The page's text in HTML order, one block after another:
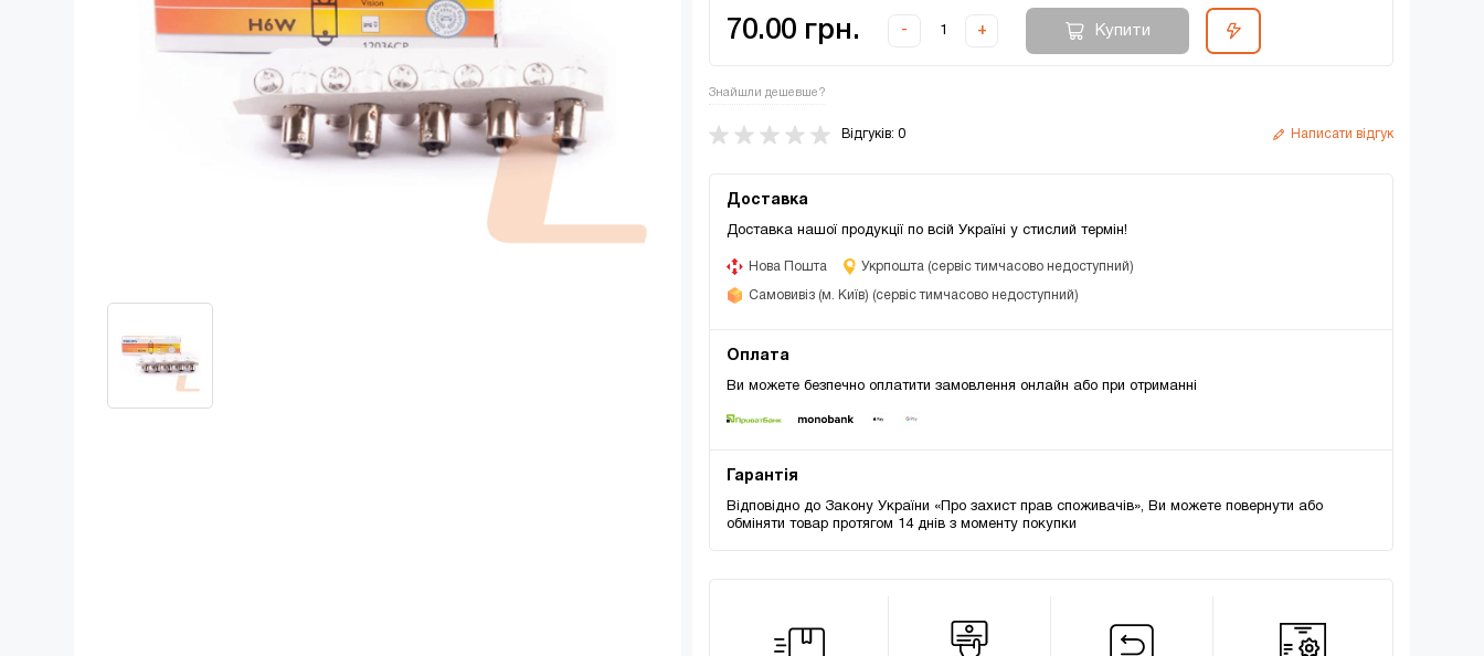
70.00 грн. - + Купити
Знайшли дешевше?
Відгуків: 0 Написати відгук
Доставка
Доставка нашої продукції по всій Україні у стислий термін!
Нова Пошта Укрпошта (сервіс тимчасово недоступний)
Самовивіз (м. Київ) (сервіс тимчасово недоступний)
Оплата
Ви можете безпечно оплатити замовлення онлайн або при отриманні
Гарантія
Відповідно до Закону України «Про захист прав споживачів», Ви можете повернути або
обміняти товар протягом 14 днів з моменту покупки